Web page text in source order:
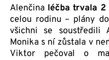
Alenčina léčba trvala
celou rodinu – plány
všichni se soustředili
Monika s ní zůstala v
Viktor pečoval o